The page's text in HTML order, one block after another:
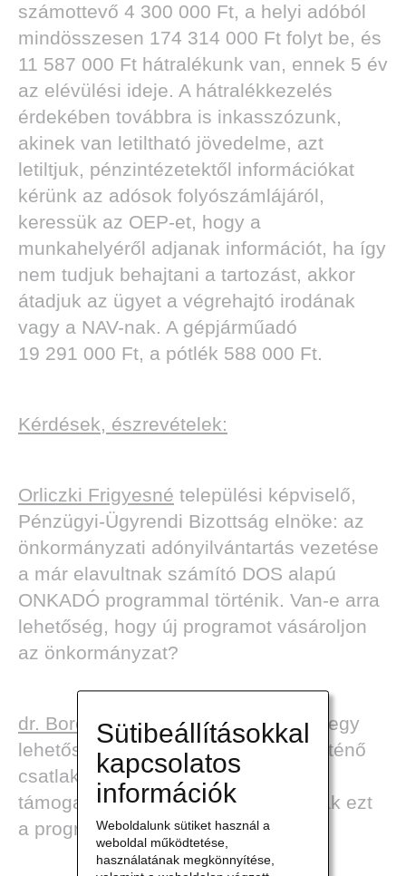
számottevő 4 300 000 Ft, a helyi adóból
mindösszesen 174 314 000 Ft folyt be, és
11 587 000 Ft hátralékunk van, ennek 5 év
az elévülési ideje. A hátralékkezelés
érdekében továbbra is inkasszózunk,
akinek van letiltható jövedelme, azt
letiltjuk, pénzintézetektől információkat
kérünk az adósok folyószámlájáról,
keressük az OEP-et, hogy a
munkahelyéről adjanak információt, ha így
nem tudjuk behajtani a tartozást, akkor
átadjuk az ügyet a végrehajtó irodának
vagy a NAV-nak. A gépjárműadó
19 291 000 Ft, a pótlék 588 000 Ft.
Kérdések, észrevételek:
Orliczki Frigyesné települési képviselő,
Pénzügyi-Ügyrendi Bizottság elnöke: az
önkormányzati adónyilvántartás vezetése
a már elavultnak számító DOS alapú
ONKADÓ programmal történik. Van-e arra
lehetőség, hogy új programot vásároljon
az önkormányzat?
dr. Boros Istváncímzetes főjegyző: egy
lehetőség lett volna, az ASP-hez történő
csatlakozás, de ezt a Kincstár nem
támogatta, minden önkormányzatnak ezt
a programot kell használnia.
Sütibeállításokkal
kapcsolatos
információk
Weboldalunk sütiket használ a
weboldal működtetése,
használatának megkönnyítése,